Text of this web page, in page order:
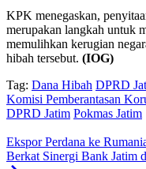
KPK menegaskan,
merupakan langkah untuk
memulihkan kerugian
hibah tersebut. (IOG)
Tag: Dana Hibah DPRD
Komisi Pemberantasan
DPRD Jatim Pokmas Jatim
Ekspor Perdana ke
Berkat Sinergi Bank Jatim